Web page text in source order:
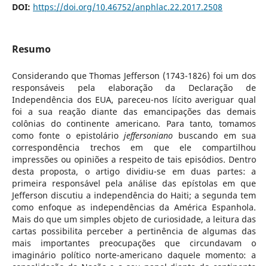
DOI: https://doi.org/10.46752/anphlac.22.2017.2508
Resumo
Considerando que Thomas Jefferson (1743-1826) foi um dos
responsáveis pela elaboração da Declaração de
Independência dos EUA, pareceu-nos lícito averiguar qual
foi a sua reação diante das emancipações das demais
colônias do continente americano. Para tanto, tomamos
como fonte o epistoláriojeffersoniano buscando em sua
correspondência trechos em que ele compartilhou
impressões ou opiniões a respeito de tais episódios. Dentro
desta proposta, o artigo dividiu-se em duas partes: a
primeira responsável pela análise das epístolas em que
Jefferson discutiu a independência do Haiti; a segunda tem
como enfoque as independências da América Espanhola.
Mais do que um simples objeto de curiosidade, a leitura das
cartas possibilita perceber a pertinência de algumas das
mais importantes preocupações que circundavam o
imaginário político norte-americano daquele momento: a